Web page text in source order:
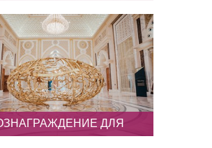
онлайн-обучение
в сфере
знания, необходимые
получения сертификата
по Абу-Даби
ДЛЯ